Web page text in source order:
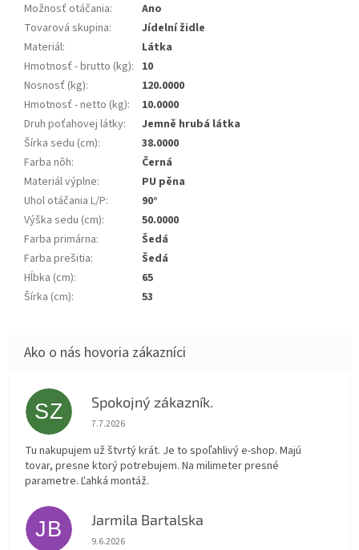
Možnosť otáčania:
Ano
Tovarová skupina:
Jídelní židle
Materiál:
Látka
Hmotnosť - brutto (kg): 10
Nosnosť (kg):
120.0000
Hmotnosť - netto (kg):
10.0000
Druh poťahovej látky:
Jemně hrubá látka
Šírka sedu (cm):
38.0000
Farba nôh:
Černá
Materiál výplne:
PU pěna
Uhol otáčania L/P:
90°
Výška sedu (cm):
50.0000
Farba primárna:
Šedá
Farba prešitia:
Šedá
Hĺbka (cm):
65
Šírka (cm): 53
SZ Spokojný zákazník.
Hodnotenie obchodu je 5 z 5 hviezdičiek.
7.7.2026
Tu nakupujem už štvrtý krát. Je to spoľahlivý e-shop. Majú
tovar, presne ktorý potrebujem. Na milimeter presné
parametre. Ľahká montáž.
JB Jarmila Bartalska
Hodnotenie obchodu je 5 z 5 hviezdičiek.
9.6.2026